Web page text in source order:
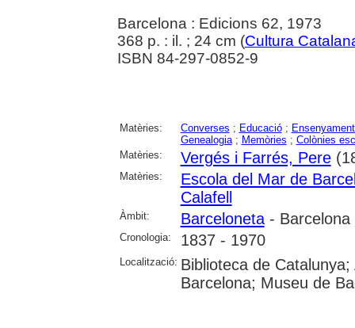
Barcelona : Edicions 62, 1973
368 p. : il. ; 24 cm (Cultura
ISBN 84-297-0852-9
Matèries: Converses ; Educació;
Genealogia; Memòries ; Colònies
Matèries:
Vergés i Farrés, Pere
Matèries:
Escola del Mar de
Calafell
Àmbit: Barceloneta-
Cronologia: 1837 - 1970
Localització: Biblioteca de
Barcelona; Museu de